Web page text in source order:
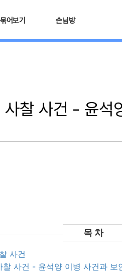
묶어보기 손님방
찰 사건​ - 윤석
사건
찰 사건​ - 윤석양 이병 사건과 보